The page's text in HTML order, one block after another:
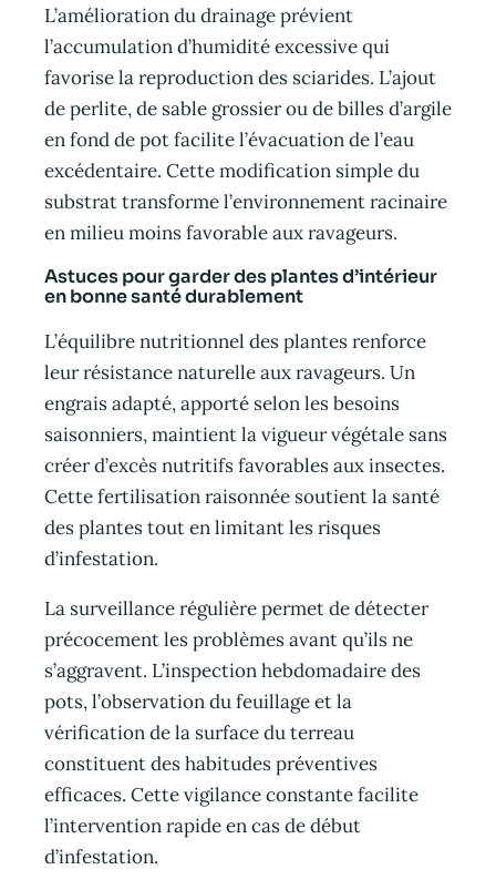
L’amélioration du drainage prévient
l’accumulation d’humidité excessive qui
favorise la reproduction des sciarides. L’ajout
de perlite, de sable grossier ou de billes d’argile
en fond de pot facilite l’évacuation de l’eau
excédentaire. Cette modification simple du
substrat transforme l’environnement racinaire
en milieu moins favorable aux ravageurs.
Astuces pour garder des plantes d’intérieur
en bonne santé durablement
L’équilibre nutritionnel des plantes renforce
leur résistance naturelle aux ravageurs. Un
engrais adapté, apporté selon les besoins
saisonniers, maintient la vigueur végétale sans
créer d’excès nutritifs favorables aux insectes.
Cette fertilisation raisonnée soutient la santé
des plantes tout en limitant les risques
d’infestation.
La surveillance régulière permet de détecter
précocement les problèmes avant qu’ils ne
s’aggravent. L’inspection hebdomadaire des
pots, l’observation du feuillage et la
vérification de la surface du terreau
constituent des habitudes préventives
efficaces. Cette vigilance constante facilite
l’intervention rapide en cas de début
d’infestation.